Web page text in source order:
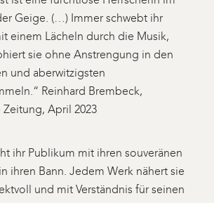
Geige. (…) Immer schwebt ihr
einem Lächeln durch die Musik,
sie ohne Anstrengung in den
und aberwitzigsten
Reinhard Brembeck,
April 2023
ihr Publikum mit ihren souveränen
ihren Bann. Jedem Werk nähert sie
und mit Verständnis für seinen